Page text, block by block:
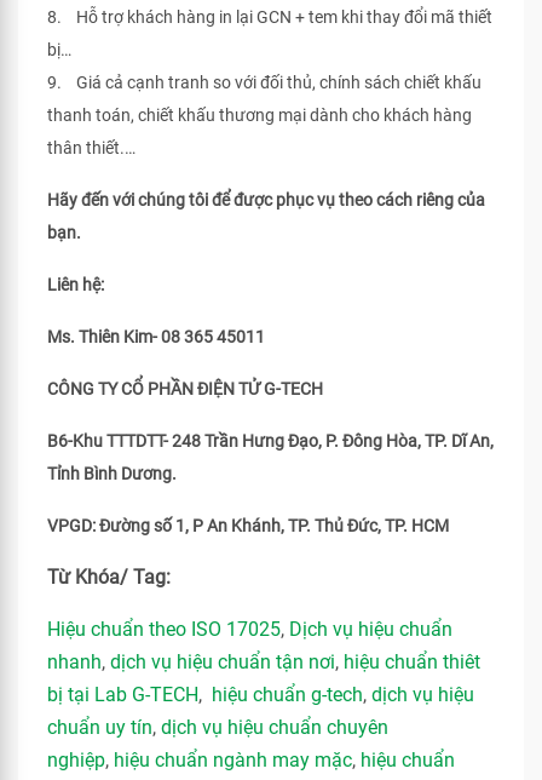
8. Hỗ trợ khách hàng in lại GCN + tem khi thay đổi mã thiết
bị…
9. Giá cả cạnh tranh so với đối thủ, chính sách chiết khấu
thanh toán, chiết khấu thương mại dành cho khách hàng
thân thiết.…
Hãy đến với chúng tôi để được phục vụ theo cách riêng của
bạn.
Liên hệ:
Ms. Thiên Kim- 08 365 45011
CÔNG TY CỔ PHẦN ĐIỆN TỬ G-TECH
B6-Khu TTTDTT- 248 Trần Hưng Đạo, P. Đông Hòa, TP. Dĩ An,
Tỉnh Bình Dương.
VPGD: Đường số 1, P An Khánh, TP. Thủ Đức, TP. HCM
Từ Khóa/ Tag:
Hiệu chuẩn theo ISO 17025, Dịch vụ hiệu chuẩn
nhanh, dịch vụ hiệu chuẩn tận nơi, hiệu chuẩn thiêt
bị tại Lab G-TECH, hiệu chuẩn g-tech, dịch vụ hiệu
chuẩn uy tín, dịch vụ hiệu chuẩn chuyên
nghiệp, hiệu chuẩn ngành may mặc, hiệu chuẩn